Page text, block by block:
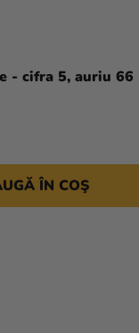
- cifra 5, auriu 66
ÎN COŞ